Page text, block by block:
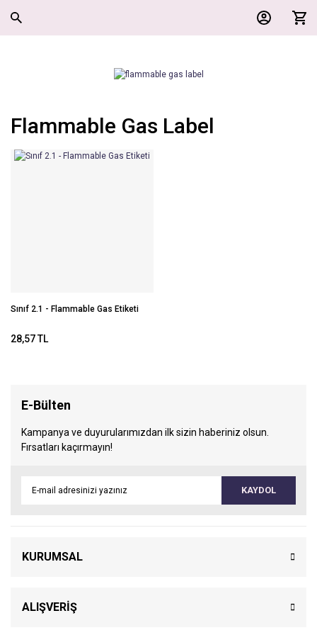
Flammable Gas Label
Sınıf 2.1 - Flammable Gas Etiketi
28,57 TL
E-Bülten
Kampanya ve duyurularımızdan ilk sizin haberiniz olsun.
Fırsatları kaçırmayın!
KAYDOL
KURUMSAL
ALIŞVERİŞ